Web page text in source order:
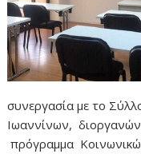
συνεργασία με το
Ιωαννίνων,
πρόγραμμα